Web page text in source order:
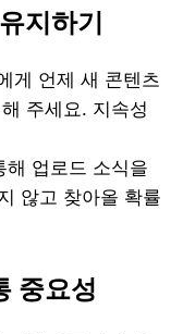
지하기
게 언제 새 콘텐츠
주세요. 지속성
해 업로드 소식을
않고 찾아올 확률
중요성